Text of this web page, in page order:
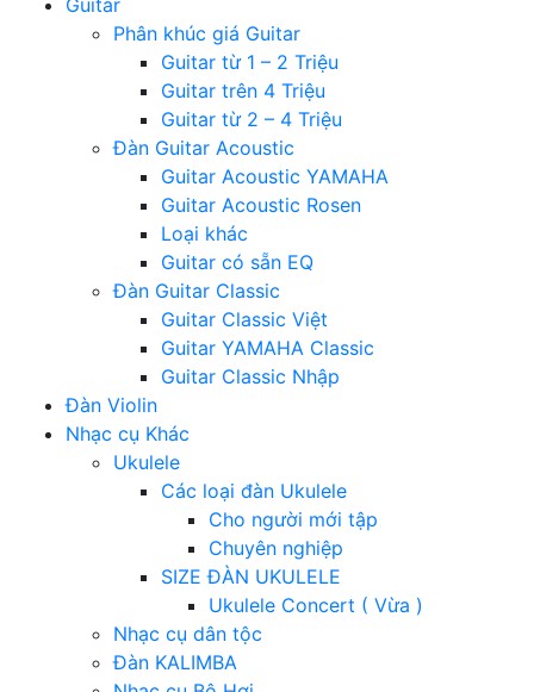
Guitar
Phân khúc giá Guitar
Guitar từ 1 – 2 Triệu
Guitar trên 4 Triệu
Guitar từ 2 – 4 Triệu
Đàn Guitar Acoustic
Guitar Acoustic YAMAHA
Guitar Acoustic Rosen
Loại khác
Guitar có sẵn EQ
Đàn Guitar Classic
Guitar Classic Việt
Guitar YAMAHA Classic
Guitar Classic Nhập
Đàn Violin
Nhạc cụ Khác
Ukulele
Các loại đàn Ukulele
Cho người mới tập
Chuyên nghiệp
SIZE ĐÀN UKULELE
Ukulele Concert ( Vừa )
Nhạc cụ dân tộc
Đàn KALIMBA